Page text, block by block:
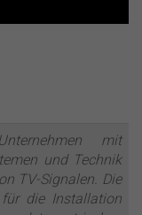
mit
und Technik
TV-Signalen. Die
die Installation